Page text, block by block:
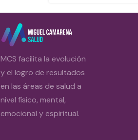
MCS facilita la evolución
y el logro de resultados
en las áreas de salud a
nivel físico, mental,
emocional y espiritual.